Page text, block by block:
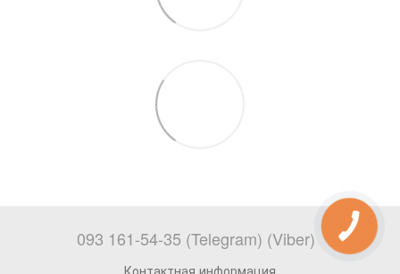
093 161-54-35 (Telegram) (Viber)